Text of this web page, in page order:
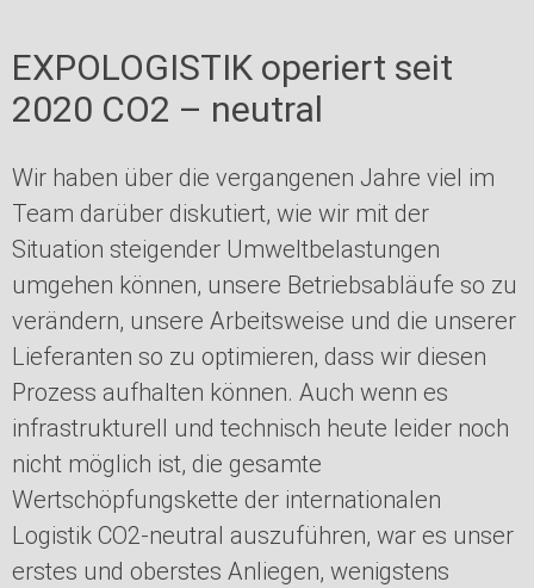
EXPOLOGISTIK operiert seit
2020 CO2 – neutral
Wir haben über die vergangenen Jahre viel im
Team darüber diskutiert, wie wir mit der
Situation steigender Umweltbelastungen
umgehen können, unsere Betriebsabläufe so zu
verändern, unsere Arbeitsweise und die unserer
Lieferanten so zu optimieren, dass wir diesen
Prozess aufhalten können. Auch wenn es
infrastrukturell und technisch heute leider noch
nicht möglich ist, die gesamte
Wertschöpfungskette der internationalen
Logistik CO2-neutral auszuführen, war es unser
erstes und oberstes Anliegen, wenigstens